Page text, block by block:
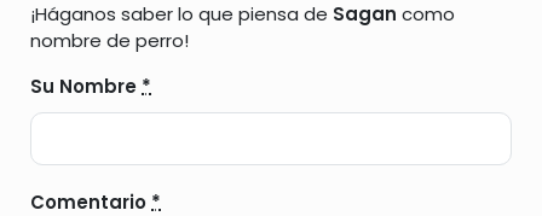
¡Háganos saber lo que piensa de Sagan como
nombre de perro!
Su Nombre *
Comentario *